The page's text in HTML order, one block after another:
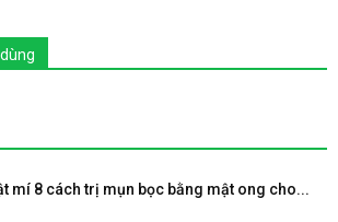
mí 8 cách trị mụn bọc bằng mật ong cho...